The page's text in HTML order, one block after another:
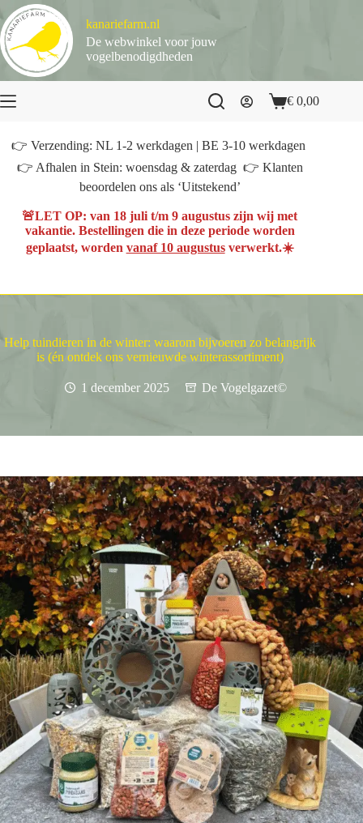
naar
de
inhoud
kanariefarm.nl
De webwinkel voor jouw
vogelbenodigdheden
Winkelwagen
€ 0,00
👉 Verzending: NL 1-2 werkdagen | BE 3-10 werkdagen
👉 Afhalen in Stein: woensdag & zaterdag 👉 Klanten
beoordelen ons als ‘Uitstekend’
🚨LET OP: van 18 juli t/m 9 augustus zijn wij met
vakantie. Bestellingen die in deze periode worden
geplaatst, worden vanaf 10 augustusverwerkt.☀️
Help tuindieren in de winter: waarom bijvoeren zo belangrijk
is (én ontdek ons vernieuwde winterassortiment)
1 december 2025 De Vogelgazet©